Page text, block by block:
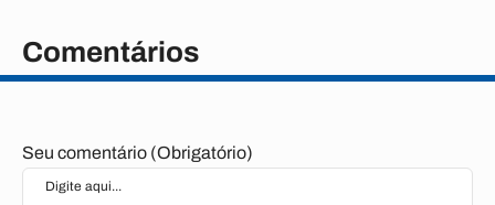
Comentários
Seu comentário (Obrigatório)